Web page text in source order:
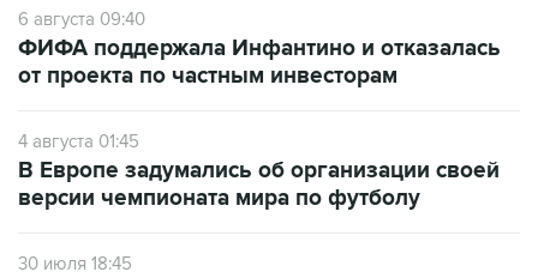
6 августа 09:40
ФИФА поддержала Инфантино и отказалась
от проекта по частным инвесторам
4 августа 01:45
В Европе задумались об организации своей
версии чемпионата мира по футболу
30 июля 18:45